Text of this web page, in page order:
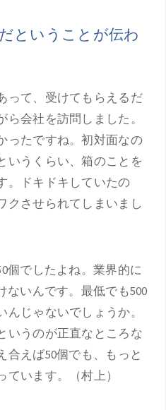
ということが伝わ
って、受けてもらえるだ
会社を訪問しました。
ったですね。初対面なの
いうくらい、箱のことを
。ドキドキしていたの
クさせられてしまいまし
個でしたよね。業界的に
ないんです。最低でも500
じゃないでしょうか。
いうのが正直なところな
合えば50個でも、もっと
います。（村上）